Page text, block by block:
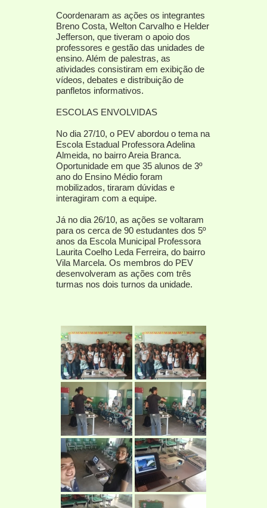
Coordenaram as ações os integrantes
Breno Costa, Welton Carvalho e Helder
Jefferson, que tiveram o apoio dos
professores e gestão das unidades de
ensino. Além de palestras, as
atividades consistiram em exibição de
vídeos, debates e distribuição de
panfletos informativos.
ESCOLAS ENVOLVIDAS
No dia 27/10, o PEV abordou o tema na
Escola Estadual Professora Adelina
Almeida, no bairro Areia Branca.
Oportunidade em que 35 alunos de 3º
ano do Ensino Médio foram
mobilizados, tiraram dúvidas e
interagiram com a equipe.
Já no dia 26/10, as ações se voltaram
para os cerca de 90 estudantes dos 5º
anos da Escola Municipal Professora
Laurita Coelho Leda Ferreira, do bairro
Vila Marcela. Os membros do PEV
desenvolveram as ações com três
turmas nos dois turnos da unidade.